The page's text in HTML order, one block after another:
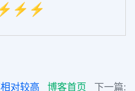
对较高 博客首页
下一篇: